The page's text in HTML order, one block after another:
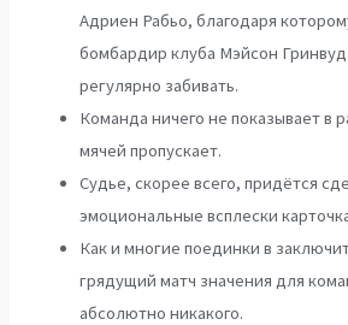
Адриен Рабьо, благодаря
бомбардир клуба Мэйсон Гринвуд
регулярно забивать.
Команда ничего не показывает в
мячей пропускает.
Судье, скорее всего, придётся
эмоциональные всплески
Как и многие поединки в
грядущий матч значения для
абсолютно никакого.